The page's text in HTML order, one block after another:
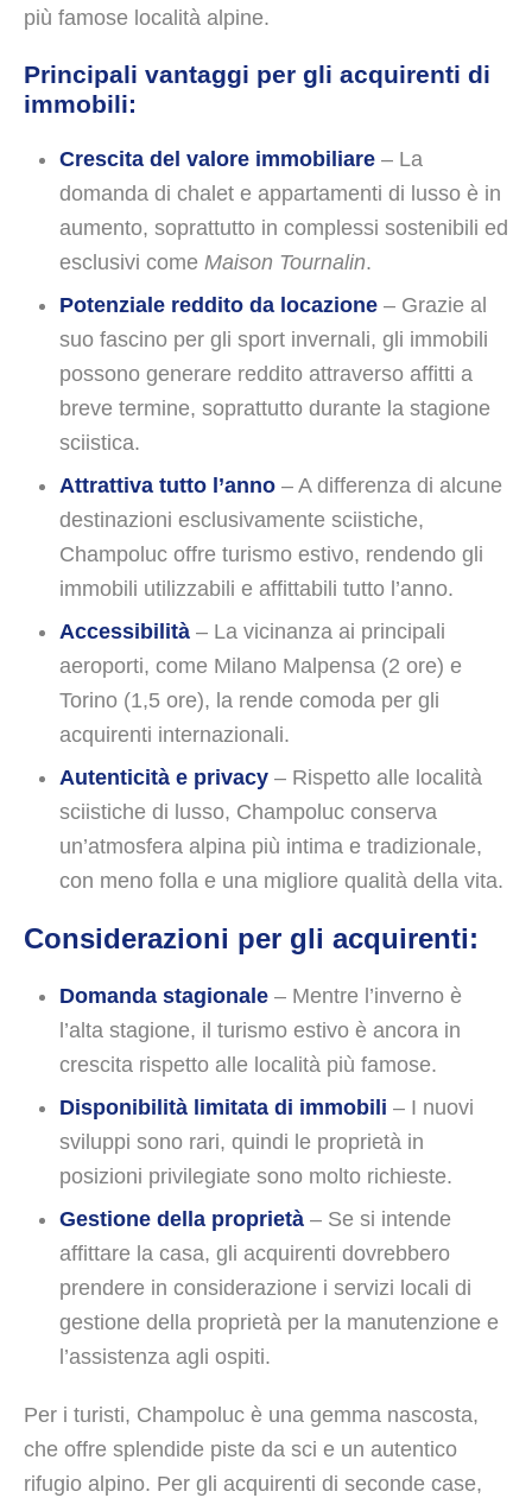
più famose località alpine.
Principali vantaggi per gli acquirenti di
immobili:
Crescita del valore immobiliare – La
domanda di chalet e appartamenti di lusso è in
aumento, soprattutto in complessi sostenibili ed
esclusivi come Maison Tournalin.
Potenziale reddito da locazione – Grazie al
suo fascino per gli sport invernali, gli immobili
possono generare reddito attraverso affitti a
breve termine, soprattutto durante la stagione
sciistica.
Attrattiva tutto l’anno – A differenza di alcune
destinazioni esclusivamente sciistiche,
Champoluc offre turismo estivo, rendendo gli
immobili utilizzabili e affittabili tutto l’anno.
Accessibilità – La vicinanza ai principali
aeroporti, come Milano Malpensa (2 ore) e
Torino (1,5 ore), la rende comoda per gli
acquirenti internazionali.
Autenticità e privacy – Rispetto alle località
sciistiche di lusso, Champoluc conserva
un’atmosfera alpina più intima e tradizionale,
con meno folla e una migliore qualità della vita.
Considerazioni per gli acquirenti:
Domanda stagionale – Mentre l’inverno è
l’alta stagione, il turismo estivo è ancora in
crescita rispetto alle località più famose.
Disponibilità limitata di immobili – I nuovi
sviluppi sono rari, quindi le proprietà in
posizioni privilegiate sono molto richieste.
Gestione della proprietà – Se si intende
affittare la casa, gli acquirenti dovrebbero
prendere in considerazione i servizi locali di
gestione della proprietà per la manutenzione e
l’assistenza agli ospiti.
Per i turisti, Champoluc è una gemma nascosta,
che offre splendide piste da sci e un autentico
rifugio alpino. Per gli acquirenti di seconde case,